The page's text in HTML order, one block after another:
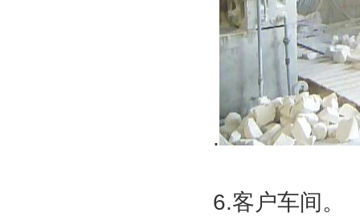
.
6.客户车间。